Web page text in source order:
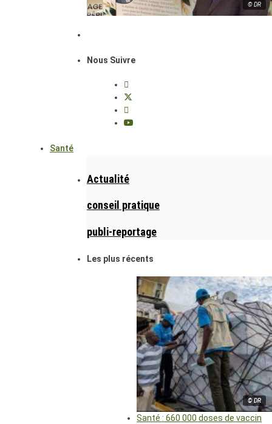
© DR
Nous Suivre
Santé
Actualité
conseil pratique
publi-reportage
Les plus récents
© DR
Santé : 660 000 doses de vaccin